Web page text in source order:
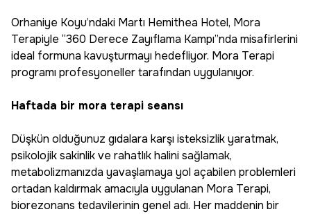
Orhaniye Koyu’ndaki Martı Hemithea Hotel, Mora
Terapiyle “360 Derece Zayıflama Kampı”nda misafirlerini
ideal formuna kavuşturmayı hedefliyor. Mora Terapi
programı profesyoneller tarafından uygulanıyor.
Haftada bir mora terapi seansı
Düşkün olduğunuz gıdalara karşı isteksizlik yaratmak,
psikolojik sakinlik ve rahatlık halini sağlamak,
metabolizmanızda yavaşlamaya yol açabilen problemleri
ortadan kaldırmak amacıyla uygulanan Mora Terapi,
biorezonans tedavilerinin genel adı. Her maddenin bir